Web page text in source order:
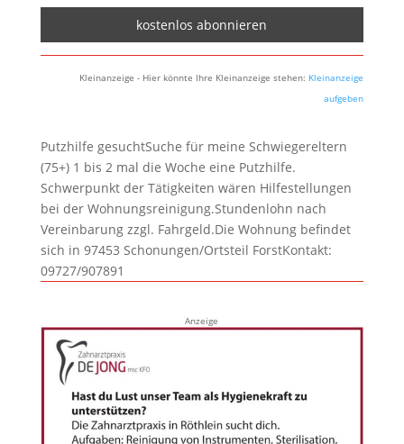
Kleinanzeige - Hier könnte Ihre Kleinanzeige stehen: Kleinanzeige
aufgeben
Putzhilfe gesuchtSuche für meine Schwiegereltern
(75+) 1 bis 2 mal die Woche eine Putzhilfe.
Schwerpunkt der Tätigkeiten wären Hilfestellungen
bei der Wohnungsreinigung.Stundenlohn nach
Vereinbarung zzgl. Fahrgeld.Die Wohnung befindet
sich in 97453 Schonungen/Ortsteil ForstKontakt:
09727/907891
Anzeige